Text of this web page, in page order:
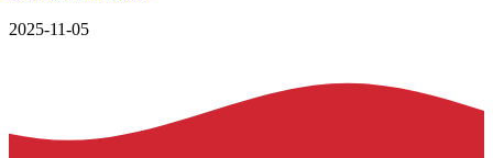
2025-11-05